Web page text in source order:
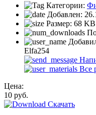
Категории:
Добавлен:
Размер: 68 KB
Elfa254
Все
Цена:
10 руб.
Скачать